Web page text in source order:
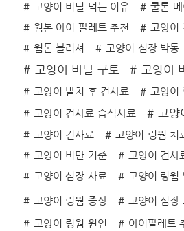
고양이 비닐 먹는 이유
쿨톤
웜톤 아이 팔레트 추천
고양이
웜톤 블러셔
고양이 심장 박동
고양이 비닐 구토 고양이
고양이 발치 후 건사료
고양이
고양이 건사료 습식사료
고양
고양이 건사료 고양이 링웜 치
고양이 비만 기준
고양이 건사
고양이 심장 사료
고양이 링웜
고양이 링웜 증상
고양이 심장
고양이 링웜 원인
아이팔레트